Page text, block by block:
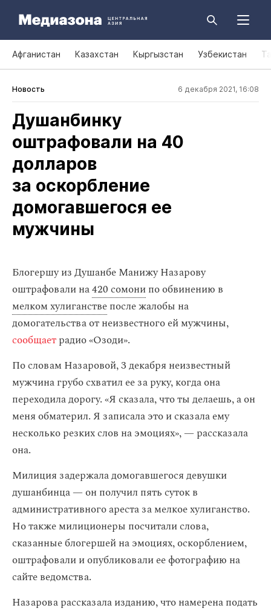
Афганистан Казахстан Кыргызстан Узбекистан
Новость 6 декабря 2021, 16:08
Душанбинку
оштрафовали на 40
долларов
за оскорбление
домогавшегося ее
мужчины
Блогершу из Душанбе Манижу Назарову
оштрафовали на420 сомонипо обвинению в
мелком хулиганствепосле жалобы на
домогательства от неизвестного ей мужчины,
сообщаетрадио «Озоди».
По словам Назаровой, 3 декабря неизвестный
мужчина грубо схватил ее за руку, когда она
переходила дорогу. «Я сказала, что ты делаешь, а он
меня обматерил. Я записала это и сказала ему
несколько резких слов на эмоциях», — рассказала
она.
Милиция задержала домогавшегося девушки
душанбинца — он получил пять суток в
административного ареста за мелкое хулиганство.
Но также милиционеры посчитали слова,
сказанные блогершей на эмоциях, оскорблением,
оштрафовали и опубликовали ее фотографию на
сайте ведомства.
Назарова рассказала изданию, что намерена подать